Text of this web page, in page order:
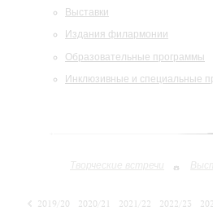
Выставки
Издания филармонии
Образовательные программы
Инклюзивные и специальные
Творческие встречи
2019/20 2020/21 2021/22 2022/23